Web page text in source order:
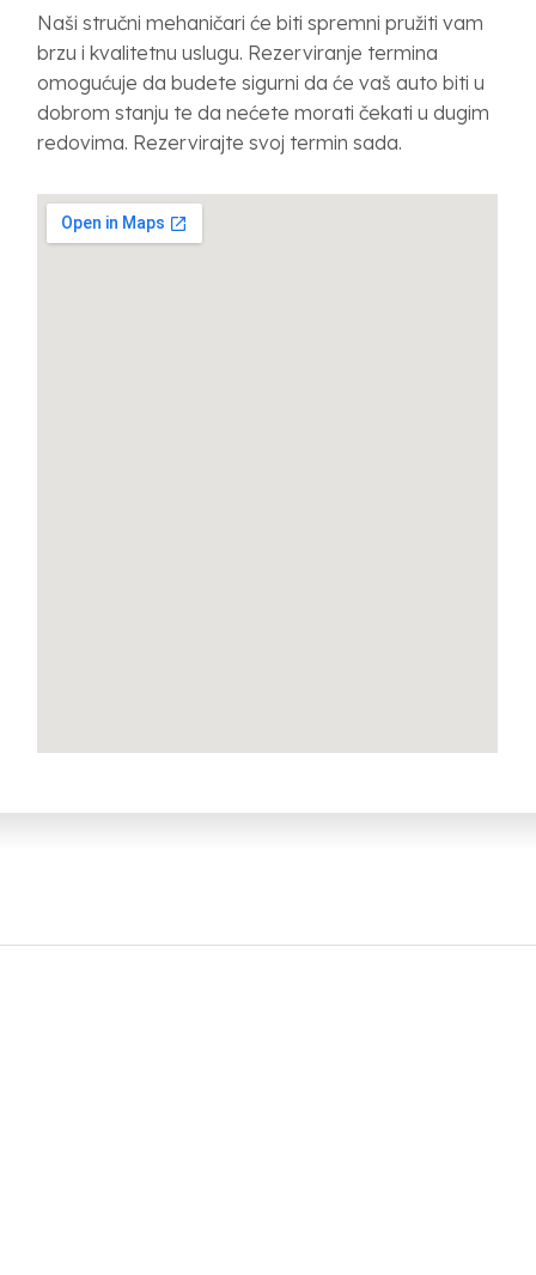
Naši stručni mehaničari će biti spremni pružiti vam
brzu i kvalitetnu uslugu. Rezerviranje termina
omogućuje da budete sigurni da će vaš auto biti u
dobrom stanju te da nećete morati čekati u dugim
redovima. Rezervirajte svoj termin sada.